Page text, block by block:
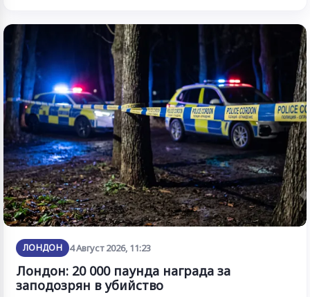
ЛОНДОН 4 Август 2026, 11:23
Лондон: 20 000 паунда награда за
заподозрян в убийство